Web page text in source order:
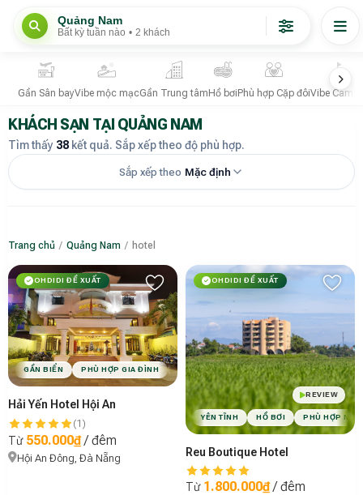
Quảng Nam
Bất kỳ tuần nào • 2 khách
Gần Sân bayVibe mộc mạcGần Trung tâm Hồ bơi Phù hợp Cặp đôiVibe
KHÁCH SẠN TẠI QUẢNG NAM
Tìm thấy 38 kết quả. Sắp xếp theo độ phù hợp.
Sắp xếp theo Mặc định
Trang chủ / Quảng Nam / hotel
OHDIDI ĐỀ XUẤT
GẦN BIỂN PHÙ HỢP GIA ĐÌNH HỒ BƠI VIBE MỘC MẠC
Hải Yến Hotel Hội An
(1)
Từ 550.000₫/ đêm
Hội An Đông, Đà Nẵng
OHDIDI ĐỀ XUẤT
REVIEW
YÊN TĨNH HỒ BƠI PHÙ HỢP
Reu Boutique Hotel
Từ 1.800.000₫/ đêm